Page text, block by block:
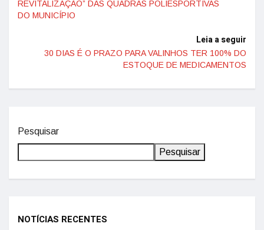
REVITALIZAÇÃO” DAS QUADRAS POLIESPORTIVAS
DO MUNICÍPIO
Leia a seguir
30 DIAS É O PRAZO PARA VALINHOS TER 100% DO
ESTOQUE DE MEDICAMENTOS
Pesquisar
Pesquisar
NOTÍCIAS RECENTES